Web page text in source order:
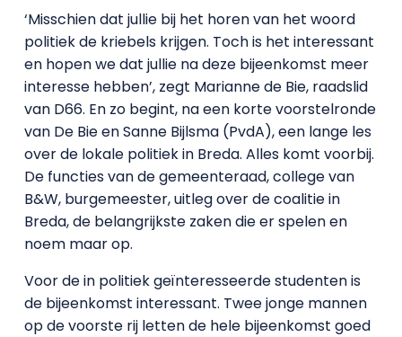
‘Misschien dat jullie bij het horen van het woord
politiek de kriebels krijgen. Toch is het interessant
en hopen we dat jullie na deze bijeenkomst meer
interesse hebben’, zegt Marianne de Bie, raadslid
van D66. En zo begint, na een korte voorstelronde
van De Bie en Sanne Bijlsma (PvdA), een lange les
over de lokale politiek in Breda. Alles komt voorbij.
De functies van de gemeenteraad, college van
B&W, burgemeester, uitleg over de coalitie in
Breda, de belangrijkste zaken die er spelen en
noem maar op.
Voor de in politiek geïnteresseerde studenten is
de bijeenkomst interessant. Twee jonge mannen
op de voorste rij letten de hele bijeenkomst goed